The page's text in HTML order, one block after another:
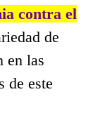
contra el
de
en las
de este